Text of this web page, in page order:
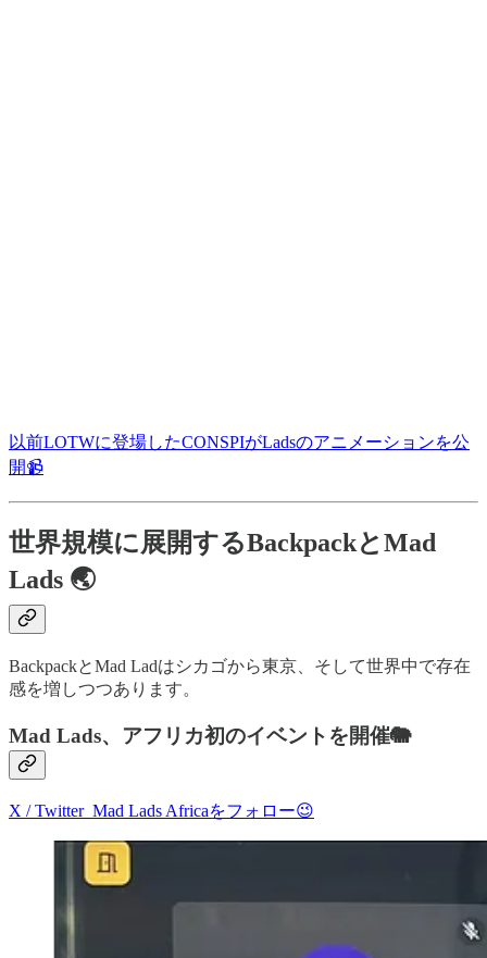
以前LOTWに登場したCONSPIがLadsのアニメーションを公
開📹
世界規模に展開するBackpackとMad
Lads 🌏
BackpackとMad Ladはシカゴから東京、そして世界中で存在
感を増しつつあります。
Mad Lads、アフリカ初のイベントを開催🐘
X / Twitter Mad Lads Africaをフォロー😉